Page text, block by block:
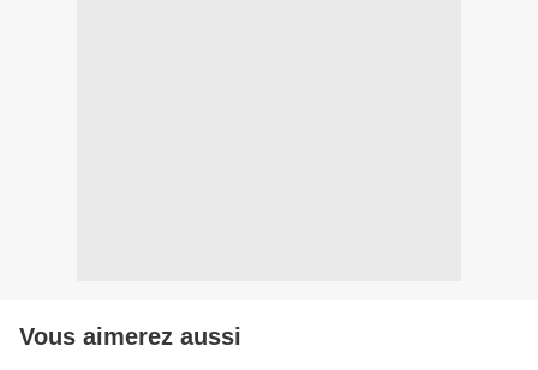
Vous aimerez aussi